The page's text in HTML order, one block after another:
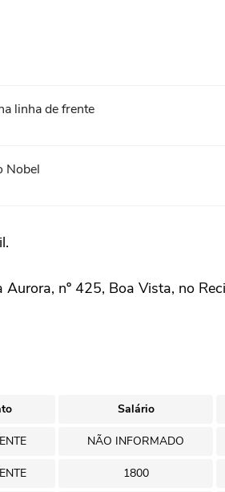
linha de frente
Nobel
nº 425, Boa Vista, no
Salário
NÃO INFORMADO
1800